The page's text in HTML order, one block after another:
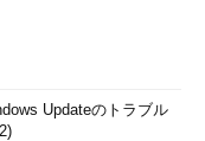
Updateのトラブル